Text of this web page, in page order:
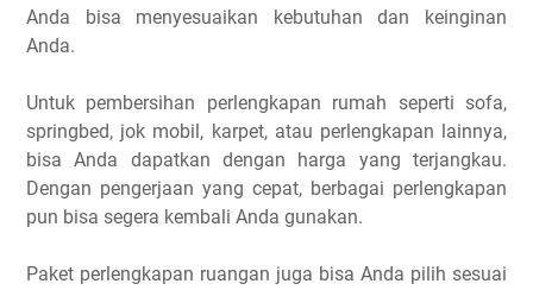
Anda bisa menyesuaikan kebutuhan dan keinginan
Anda.
Untuk pembersihan perlengkapan rumah seperti sofa,
springbed, jok mobil, karpet, atau perlengkapan lainnya,
bisa Anda dapatkan dengan harga yang terjangkau.
Dengan pengerjaan yang cepat, berbagai perlengkapan
pun bisa segera kembali Anda gunakan.
Paket perlengkapan ruangan juga bisa Anda pilih sesuai